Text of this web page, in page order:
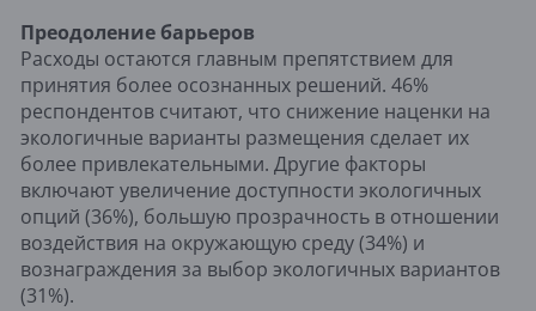
Преодоление барьеров
Расходы остаются главным препятствием для
принятия более осознанных решений. 46%
респондентов считают, что снижение наценки на
экологичные варианты размещения сделает их
более привлекательными. Другие факторы
включают увеличение доступности экологичных
опций (36%), большую прозрачность в отношении
воздействия на окружающую среду (34%) и
вознаграждения за выбор экологичных вариантов
(31%).